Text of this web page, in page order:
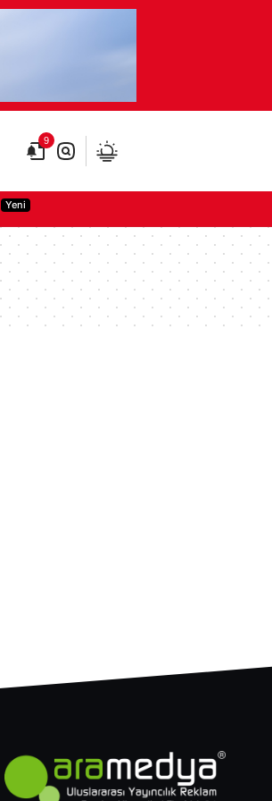
9
Yeni